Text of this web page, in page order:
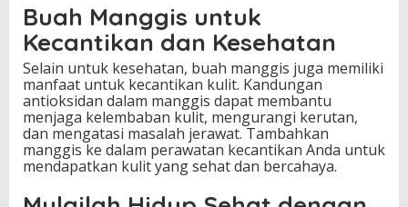
Buah Manggis untuk
Kecantikan dan Kesehatan
Selain untuk kesehatan, buah manggis juga memiliki
manfaat untuk kecantikan kulit. Kandungan
antioksidan dalam manggis dapat membantu
menjaga kelembaban kulit, mengurangi kerutan,
dan mengatasi masalah jerawat. Tambahkan
manggis ke dalam perawatan kecantikan Anda untuk
mendapatkan kulit yang sehat dan bercahaya.